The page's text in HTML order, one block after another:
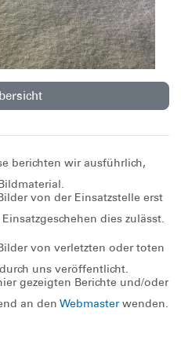
berichten wir ausführlich,
von der Einsatzstelle erst
dies zulässt.
von verletzten oder toten
uns veröffentlicht.
gezeigten Berichte und/oder
an den Webmasterwenden.